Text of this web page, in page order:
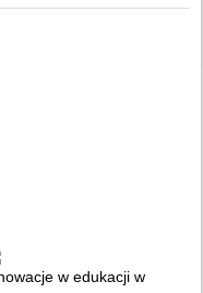
w edukacji w